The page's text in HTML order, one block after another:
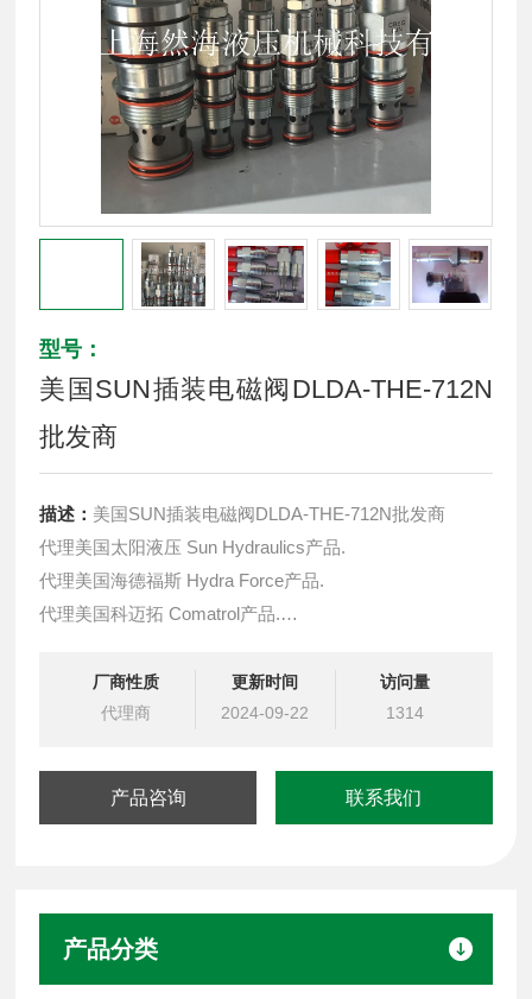
型号：
美国SUN插装电磁阀DLDA-THE-712N
批发商
描述： 美国SUN插装电磁阀DLDA-THE-712N批发商
代理美国太阳液压 Sun Hydraulics产品.
代理美国海德福斯 Hydra Force产品.
代理美国科迈拓 Comatrol产品.
提供油路系统设计,油路块设计,阀块设计与选型
液压油缸，经销力士乐、派克、中国台湾北部等液压元件
厂商性质
代理商
更新时间
2024-09-22
访问量
1314
产品咨询 联系我们
产品分类